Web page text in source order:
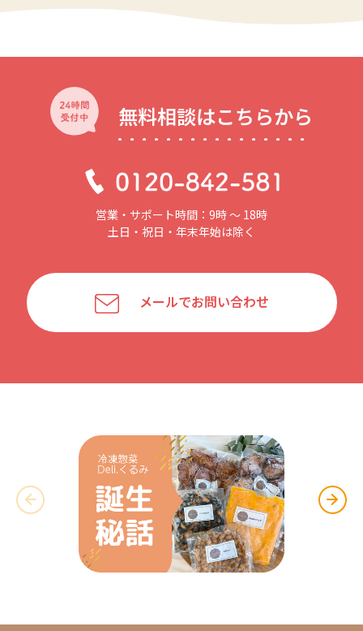
無料相談はこちらから
営業・サポート時間：9時 〜 18時
土日・祝日・年末年始は除く
メールでお問い合わせ